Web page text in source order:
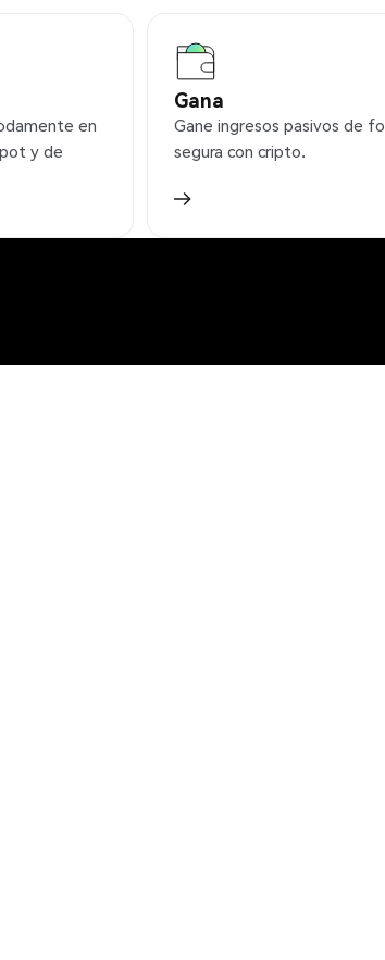
en
y de
Gana
Gane ingresos pasivos de
segura con cripto.